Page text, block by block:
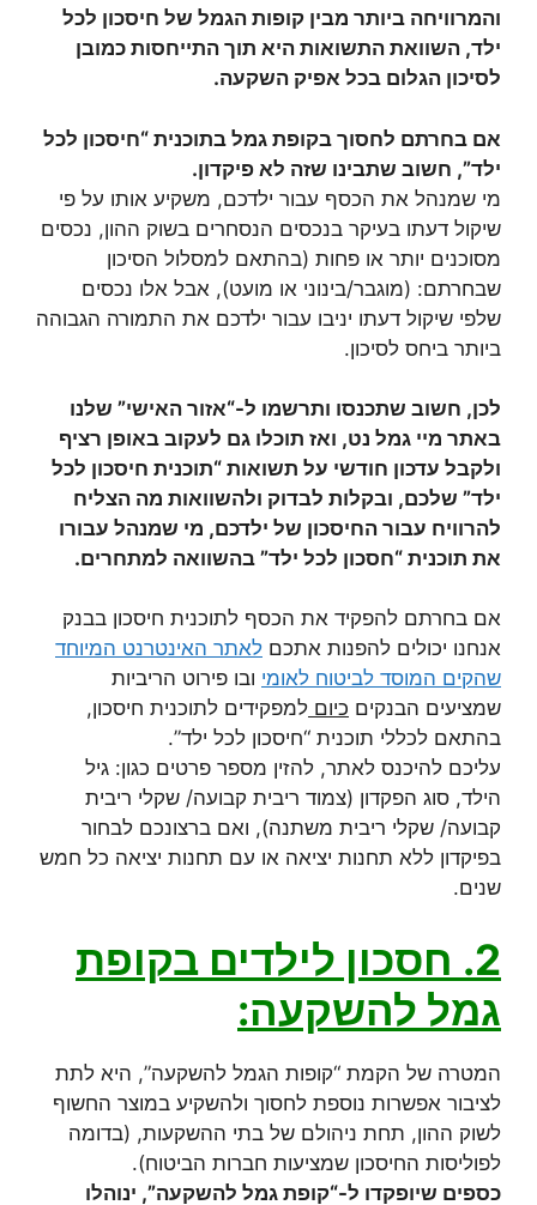
והמרוויחה ביותר מבין קופות הגמל של חיסכון לכל
ילד, השוואת התשואות היא תוך התייחסות כמובן
לסיכון הגלום בכל אפיק השקעה.
אם בחרתם לחסוך בקופת גמל בתוכנית “חיסכון לכל
ילד”, חשוב שתבינו שזה לא פיקדון.
מי שמנהל את הכסף עבור ילדכם, משקיע אותו על פי
שיקול דעתו בעיקר בנכסים הנסחרים בשוק ההון, נכסים
מסוכנים יותר או פחות (בהתאם למסלול הסיכון
שבחרתם: (מוגבר/בינוני או מועט), אבל אלו נכסים
שלפי שיקול דעתו יניבו עבור ילדכם את התמורה הגבוהה
ביותר ביחס לסיכון.
לכן, חשוב שתכנסו ותרשמו ל-“אזור האישי” שלנו
באתר מיי גמל נט, ואז תוכלו גם לעקוב באופן רציף
ולקבל עדכון חודשי על תשואות “תוכנית חיסכון לכל
ילד” שלכם, ובקלות לבדוק ולהשוואות מה הצליח
להרוויח עבור החיסכון של ילדכם, מי שמנהל עבורו
את תוכנית “חסכון לכל ילד” בהשוואה למתחרים.
אם בחרתם להפקיד את הכסף לתוכנית חיסכון בבנק
אנחנו יכולים להפנות אתכם לאתר האינטרנט המיוחד
שהקים המוסד לביטוח לאומי ובו פירוט הריביות
שמציעים הבנקים כיום למפקידים לתוכנית חיסכון,
בהתאם לכללי תוכנית “חיסכון לכל ילד”.
עליכם להיכנס לאתר, להזין מספר פרטים כגון: גיל
הילד, סוג הפקדון (צמוד ריבית קבועה/ שקלי ריבית
קבועה/ שקלי ריבית משתנה), ואם ברצונכם לבחור
בפיקדון ללא תחנות יציאה או עם תחנות יציאה כל חמש
שנים.
2. חסכון לילדים בקופת
גמל להשקעה:
המטרה של הקמת “קופות הגמל להשקעה”, היא לתת
לציבור אפשרות נוספת לחסוך ולהשקיע במוצר החשוף
לשוק ההון, תחת ניהולם של בתי ההשקעות, (בדומה
לפוליסות החיסכון שמציעות חברות הביטוח).
כספים שיופקדו ל-“קופת גמל להשקעה”, ינוהלו